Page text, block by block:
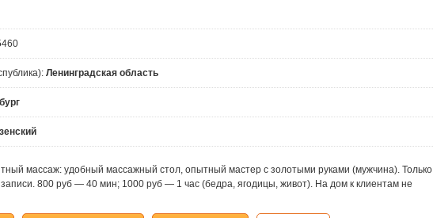
Ленинградская область
массаж: удобный массажный стол, опытный мастер с золотыми руками (мужчина). Только
800 руб — 40 мин; 1000 руб — 1 час (бедра, ягодицы, живот). На дом к клиентам не